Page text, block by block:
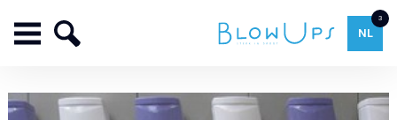
3
NL